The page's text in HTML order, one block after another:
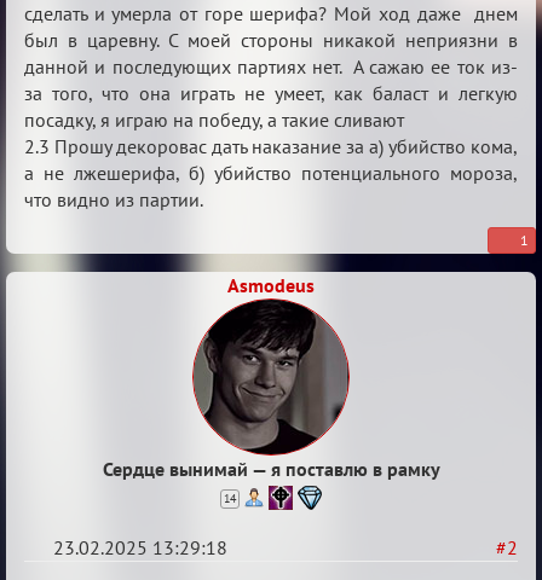
сделать и умерла от горе шерифа? Мой ход даже днем
был в царевну. С моей стороны никакой неприязни в
данной и последующих партиях нет. А сажаю ее ток из-
за того, что она играть не умеет, как баласт и легкую
посадку, я играю на победу, а такие сливают
2.3 Прошу декоровас дать наказание за а) убийство кома,
а не лжешерифа, б) убийство потенциального мороза,
что видно из партии.
1
Asmodeus
Сердце вынимай — я поставлю в рамку
14
#2
23.02.2025 13:29:18